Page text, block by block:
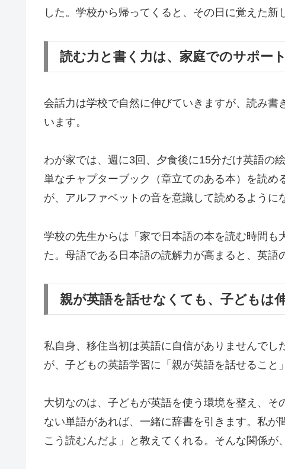
した。学校から帰ってくると、その日に覚えた新
読む力と書く力は、家庭でのサポー
会話力は学校で自然に伸びていきますが、読み
います。
わが家では、週に3回、夕食後に15分だけ英語の
単なチャプターブック（章立てのある本）を読
が、アルファベットの音を意識して読めるように
学校の先生からは「家で日本語の本を読む時間も
た。母語である日本語の読解力が高まると、英語
親が英語を話せなくても、子どもは
私自身、移住当初は英語に自信がありませんで
が、子どもの英語学習に「親が英語を話せること
大切なのは、子どもが英語を使う環境を整え、
ない単語があれば、一緒に辞書を引きます。私
こう読むんだよ」と教えてくれる。そんな関係が